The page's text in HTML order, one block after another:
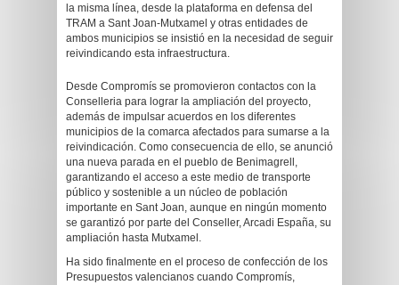
la misma línea, desde la plataforma en defensa del
TRAM a Sant Joan-Mutxamel y otras entidades de
ambos municipios se insistió en la necesidad de seguir
reivindicando esta infraestructura.
Desde Compromís se promovieron contactos con la
Conselleria para lograr la ampliación del proyecto,
además de impulsar acuerdos en los diferentes
municipios de la comarca afectados para sumarse a la
reivindicación. Como consecuencia de ello, se anunció
una nueva parada en el pueblo de Benimagrell,
garantizando el acceso a este medio de transporte
público y sostenible a un núcleo de población
importante en Sant Joan, aunque en ningún momento
se garantizó por parte del Conseller, Arcadi España, su
ampliación hasta Mutxamel.
Ha sido finalmente en el proceso de confección de los
Presupuestos valencianos cuando Compromís,